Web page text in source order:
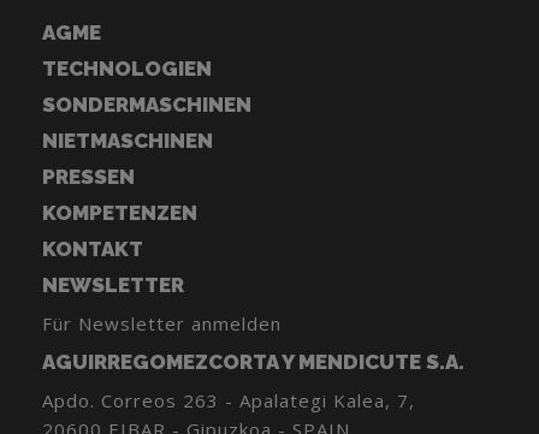
AGME
TECHNOLOGIEN
SONDERMASCHINEN
NIETMASCHINEN
PRESSEN
KOMPETENZEN
KONTAKT
NEWSLETTER
Für Newsletter anmelden
AGUIRREGOMEZCORTA Y MENDICUTE S.A.
Apdo. Correos 263 - Apalategi Kalea, 7,
20600 EIBAR - Gipuzkoa - SPAIN